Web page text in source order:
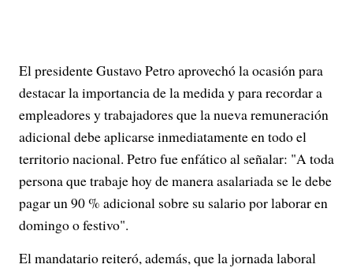
El presidente Gustavo Petro aprovechó la ocasión para
destacar la importancia de la medida y para recordar a
empleadores y trabajadores que la nueva remuneración
adicional debe aplicarse inmediatamente en todo el
territorio nacional. Petro fue enfático al señalar: "A toda
persona que trabaje hoy de manera asalariada se le debe
pagar un 90 % adicional sobre su salario por laborar en
domingo o festivo".
El mandatario reiteró, además, que la jornada laboral